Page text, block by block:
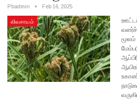
Pbadmin Feb 16, 2025
விவசாயம்